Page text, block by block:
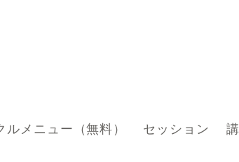
ルメニュー（無料） セッション